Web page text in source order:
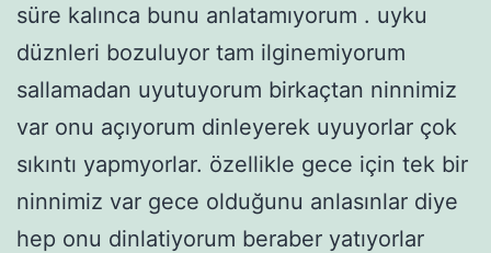
süre kalınca bunu anlatamıyorum . uyku
düznleri bozuluyor tam ilginemiyorum
sallamadan uyutuyorum birkaçtan ninnimiz
var onu açıyorum dinleyerek uyuyorlar çok
sıkıntı yapmyorlar. özellikle gece için tek bir
ninnimiz var gece olduğunu anlasınlar diye
hep onu dinlatiyorum beraber yatıyorlar